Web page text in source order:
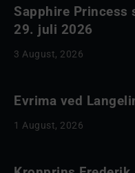
Sapphire Princess
29. juli 2026
3 August, 2026
Evrima ved
1 August, 2026